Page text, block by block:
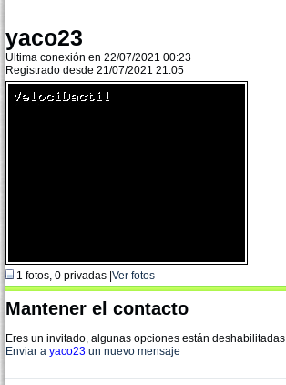
yaco23
Ultima conexión en 22/07/2021 00:23
Registrado desde 21/07/2021 21:05
1 fotos, 0 privadas | Ver fotos
Mantener el contacto
Eres un invitado, algunas opciones están deshabilitadas
Enviar a yaco23 un nuevo mensaje